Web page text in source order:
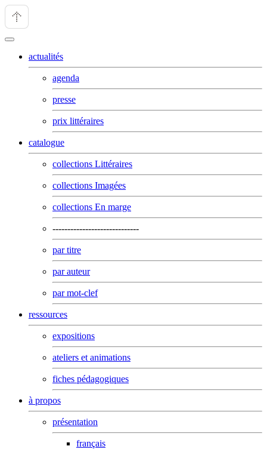
actualités
agenda
presse
prix littéraires
catalogue
collections Littéraires
collections Imagées
collections En marge
-----------------------------
par titre
par auteur
par mot-clef
ressources
expositions
ateliers et animations
fiches pédagogiques
à propos
présentation
français